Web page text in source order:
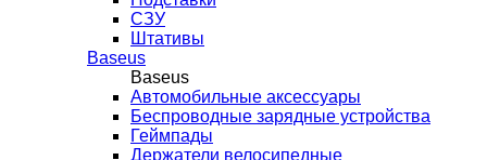
СЗУ
Штативы
Baseus
Baseus
Автомобильные аксессуары
Беспроводные зарядные устройства
Геймпады
Держатели велосипедные